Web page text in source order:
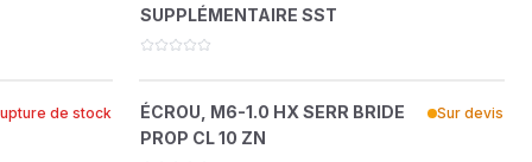
SUPPLÉMENTAIRE SST
de stock
?
CL 10 ZN
ÉCROU, M6-1.0 HX SERR BRIDE
PROP CL 10 ZN
Sur devis